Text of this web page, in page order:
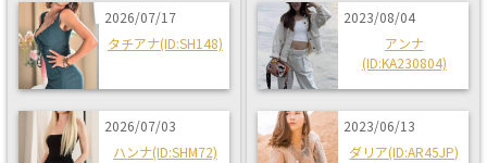
2026/07/17
タチアナ(ID:SH148)
2026/07/03
ハンナ(ID:SHM72)
2023/08/04
アンナ
(ID:KA230804)
2023/06/13
ダリア(ID:AR45JP)